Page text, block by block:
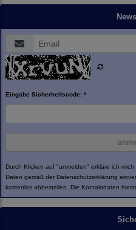
Eingabe Sicherheitscode: *
Durch Klicken auf "anmelden" erkläre ich
Daten gemäß der Datenschutzerklärung
kostenlos abbestellen. Die Kontaktdaten